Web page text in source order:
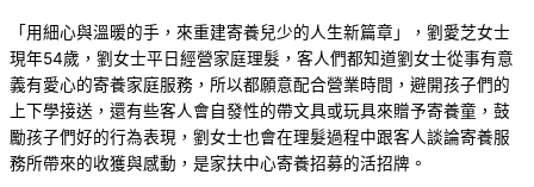
「用細心與溫暖的手，來重建寄養兒少的人生新篇章」，劉愛芝女士
現年54歲，劉女士平日經營家庭理髮，客人們都知道劉女士從事有意
義有愛心的寄養家庭服務，所以都願意配合營業時間，避開孩子們的
上下學接送，還有些客人會自發性的帶文具或玩具來贈予寄養童，鼓
勵孩子們好的行為表現，劉女士也會在理髮過程中跟客人談論寄養服
務所帶來的收獲與感動，是家扶中心寄養招募的活招牌。